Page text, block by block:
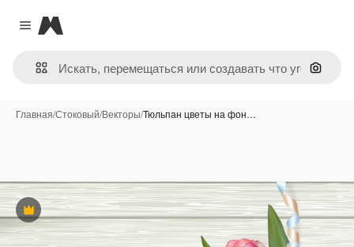
Close menu
Magnific
Поиск
Главная/Стоковый/Векторы/Тюльпан цветы на фон…
Премиум